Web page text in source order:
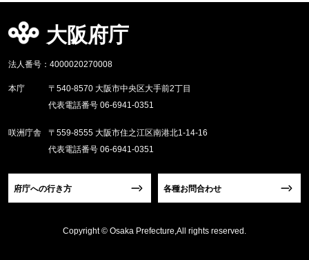
大阪府庁
法人番号：4000020270008
本庁
〒540-8570 大阪市中央区大手前2丁目
代表電話番号 06-6941-0351
咲洲庁舎
〒559-8555 大阪市住之江区南港北1-14-16
代表電話番号 06-6941-0351
府庁への行き方 各種お問合わせ
Copyright © Osaka Prefecture,All rights reserved.